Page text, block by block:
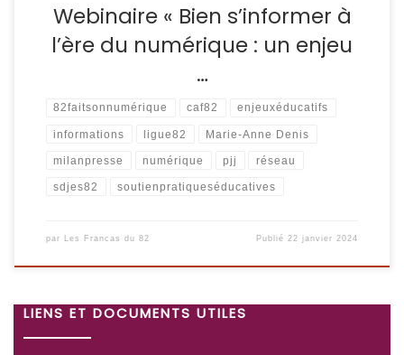
Webinaire « Bien s’informer à
l’ère du numérique : un enjeu
…
82faitsonnumérique caf82 enjeuxéducatifs
informations ligue82 Marie-Anne Denis
milanpresse numérique pjj réseau
sdjes82 soutienpratiqueséducatives
par Les Francas du 82 Publié22 janvier 2024
LIENS ET DOCUMENTS UTILES